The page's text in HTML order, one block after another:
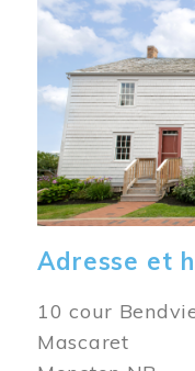
Adresse et
10 cour
Mascaret